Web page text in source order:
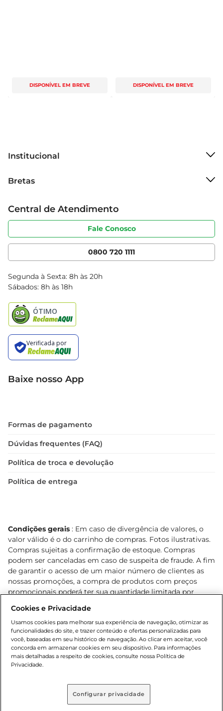
DISPONÍVEL EM BREVE DISPONÍVEL EM BREVE
Institucional
Grupo Cencosud
Sobre privacidade
Portal do fornecedor
Cencosud Media
Bretas
Produtos Bretas
Código de ética
Serviços
Clube Bretas
Blog Bretas
Black Friday
Central de Atendimento
Fale Conosco
0800 720 1111
Segunda à Sexta: 8h às 20h
Sábados: 8h às 18h
Baixe nosso App
Formas de pagamento
Dúvidas frequentes (FAQ)
Política de troca e devolução
Política de entrega
Condições gerais : Em caso de divergência de valores, o
valor válido é o do carrinho de compras. Fotos ilustrativas.
Compras sujeitas a confirmação de estoque. Compras
podem ser canceladas em caso de suspeita de fraude. A fim
de garantir o acesso de um maior número de clientes as
nossas promoções, a compra de produtos com preços
promocionais poderá ter sua quantidade limitada por
o e-commerce e válidos durante o dia de hoje, podendo
sofrer alterações sem prévia notificação. Proibida a venda
de bebidas alcoólicas para menores de 18 anos, conforme
Lei n.º 8069/90, art. 81, inciso II (Estatuto da Criança e do
Adolescente). Preços e condições exclusivos para o
www.bretas.com.br
Cookies e Privacidade
Usamos cookies para melhorar sua experiência de navegação, otimizar as
funcionalidades do site, e trazer conteúdo e ofertas personalizadas para
você, baseadas em seu histórico de navegação. Ao clicar em aceitar, você
concorda em armazenar cookies em seu dispositivo. Para informações
mais detalhadas a respeito de cookies, consulte nossa Política de
Privacidade.
Configurar privacidade